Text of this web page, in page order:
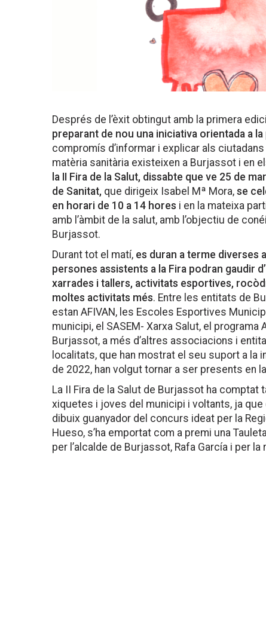
Després de l’èxit obtingut amb la primera
preparant de nou una iniciativa orientada a
compromís d’informar i explicar als
matèria sanitària existeixen a Burjassot i en
la II Fira de la Salut, dissabte que ve 25 de
de Sanitat, que dirigeix Isabel Mª Mora, se
en horari de 10 a 14 hores i en la mateixa
amb l’àmbit de la salut, amb l’objectiu de
Burjassot.
Durant tot el matí, es duran a terme diverses
persones assistents a la Fira podran gaudir
xarrades i tallers, activitats esportives,
moltes activitats més. Entre les entitats de
estan AFIVAN, les Escoles Esportives
municipi, el SASEM- Xarxa Salut, el programa
Burjassot, a més d’altres associacions i
localitats, que han mostrat el seu suport a la
de 2022, han volgut tornar a ser presents en la
La II Fira de la Salut de Burjassot ha
xiquetes i joves del municipi i voltants, ja que
dibuix guanyador del concurs ideat per la
Hueso, s’ha emportat com a premi una
per l’alcalde de Burjassot, Rafa García i per